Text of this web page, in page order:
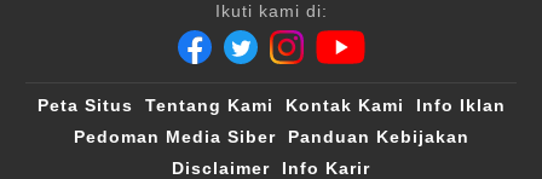
Ikuti kami di:
Peta Situs Tentang Kami Kontak Kami
Info Iklan
Pedoman Media Siber
Panduan Kebijakan
Disclaimer
Info Karir